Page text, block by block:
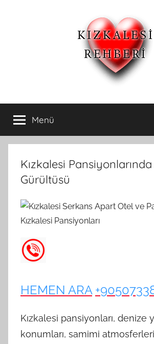
Kızkalesi
Otelleri
ve
Kızkalesi
Pansiyonları
Pansiyon,Otel
ve
Apart
Oteller
Menü
Kızkalesi
Gürültüsü
HEMEN ARA
Kızkalesi pansiyonları, denize
konumları, samimi